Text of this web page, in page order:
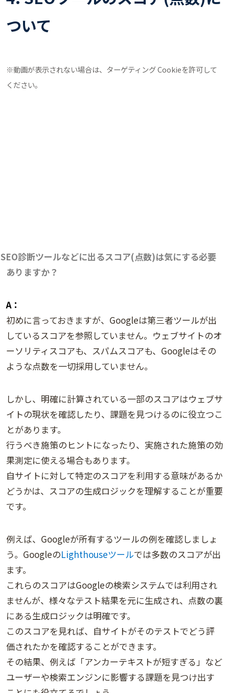
ついて
※動画が表示されない場合は、ターゲティング Cookieを許可して
ください。
SEO診断ツールなどに出るスコア(点数)は気にする必要
ありますか？
A：
初めに言っておきますが、Googleは第三者ツールが出
しているスコアを参照していません。ウェブサイトのオ
ーソリティスコアも、スパムスコアも、Googleはその
ような点数を一切採用していません。
しかし、明確に計算されている一部のスコアはウェブサ
イトの現状を確認したり、課題を見つけるのに役立つこ
とがあります。
行うべき施策のヒントになったり、実施された施策の効
果測定に使える場合もあります。
自サイトに対して特定のスコアを利用する意味があるか
どうかは、スコアの生成ロジックを理解することが重要
です。
例えば、Googleが所有するツールの例を確認しましょ
う。GoogleのLighthouseツールでは多数のスコアが出
ます。
これらのスコアはGoogleの検索システムでは利用され
ませんが、様々なテスト結果を元に生成され、点数の裏
にある生成ロジックは明確です。
このスコアを見れば、自サイトがそのテストでどう評
価されたかを確認することができます。
その結果、例えば「アンカーテキストが短すぎる」など
ユーザーや検索エンジンに影響する課題を見つけ出す